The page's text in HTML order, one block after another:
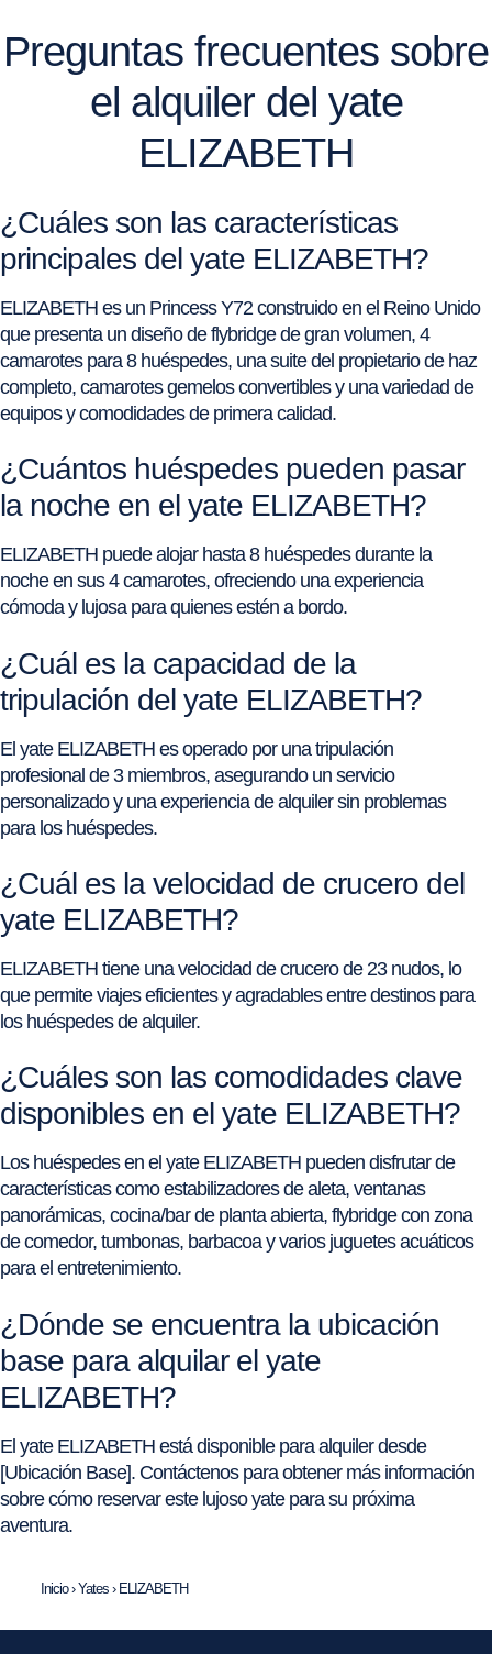
Preguntas frecuentes sobre
el alquiler del yate
ELIZABETH
¿Cuáles son las características
principales del yate ELIZABETH?
ELIZABETH es un Princess Y72 construido en el Reino Unido
que presenta un diseño de flybridge de gran volumen, 4
camarotes para 8 huéspedes, una suite del propietario de haz
completo, camarotes gemelos convertibles y una variedad de
equipos y comodidades de primera calidad.
¿Cuántos huéspedes pueden pasar
la noche en el yate ELIZABETH?
ELIZABETH puede alojar hasta 8 huéspedes durante la
noche en sus 4 camarotes, ofreciendo una experiencia
cómoda y lujosa para quienes estén a bordo.
¿Cuál es la capacidad de la
tripulación del yate ELIZABETH?
El yate ELIZABETH es operado por una tripulación
profesional de 3 miembros, asegurando un servicio
personalizado y una experiencia de alquiler sin problemas
para los huéspedes.
¿Cuál es la velocidad de crucero del
yate ELIZABETH?
ELIZABETH tiene una velocidad de crucero de 23 nudos, lo
que permite viajes eficientes y agradables entre destinos para
los huéspedes de alquiler.
¿Cuáles son las comodidades clave
disponibles en el yate ELIZABETH?
Los huéspedes en el yate ELIZABETH pueden disfrutar de
características como estabilizadores de aleta, ventanas
panorámicas, cocina/bar de planta abierta, flybridge con zona
de comedor, tumbonas, barbacoa y varios juguetes acuáticos
para el entretenimiento.
¿Dónde se encuentra la ubicación
base para alquilar el yate
ELIZABETH?
El yate ELIZABETH está disponible para alquiler desde
[Ubicación Base]. Contáctenos para obtener más información
sobre cómo reservar este lujoso yate para su próxima
aventura.
Inicio›Yates › ELIZABETH